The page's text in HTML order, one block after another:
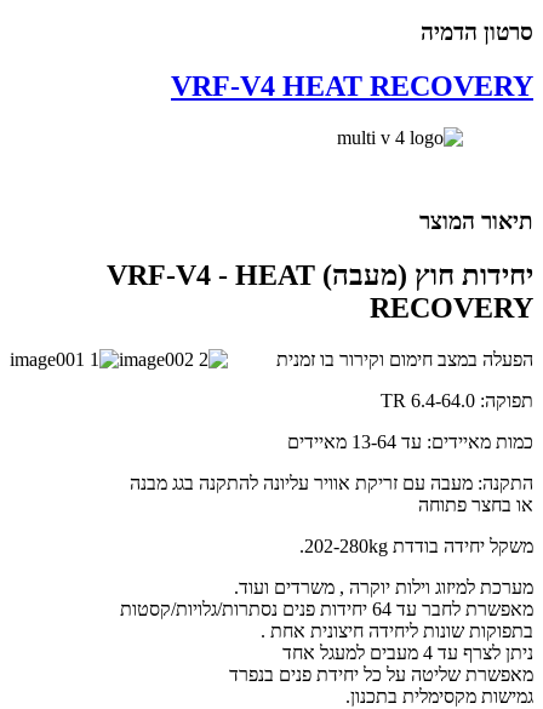
סרטון הדמיה
VRF-V4 HEAT RECOVERY
תיאור המוצר
יחידות חוץ (מעבה) VRF-V4 - HEAT
RECOVERY
הפעלה במצב חימום וקירור בו זמנית
תפוקה: 6.4-64.0 TR
כמות מאיידים: עד 13-64 מאיידים
התקנה: מעבה עם זריקת אוויר עליונה להתקנה בגג מבנה
או בחצר פתוחה
משקל יחידה בודדת 202-280kg.
מערכת למיזוג וילות יוקרה , משרדים ועוד.
מאפשרת לחבר עד 64 יחידות פנים נסתרות/גלויות/קסטות
בתפוקות שונות ליחידה חיצונית אחת .
ניתן לצרף עד 4 מעבים למעגל אחד
מאפשרת שליטה על כל יחידת פנים בנפרד
גמישות מקסימלית בתכנון.